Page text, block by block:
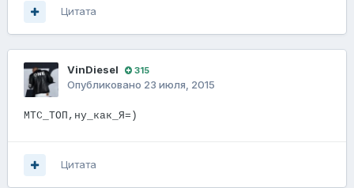
Цитата
VinDiesel 315
Опубликовано 23 июля, 2015
МТС_ТОП,ну_как_Я=)
Цитата